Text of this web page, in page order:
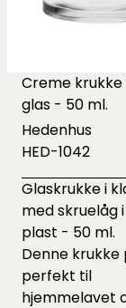
Creme krukke
glas - 50 ml.
Hedenhus
HED-1042
Glaskrukke i
med skruelåg
plast - 50 ml.
Denne krukke
perfekt til
hjemmelavet